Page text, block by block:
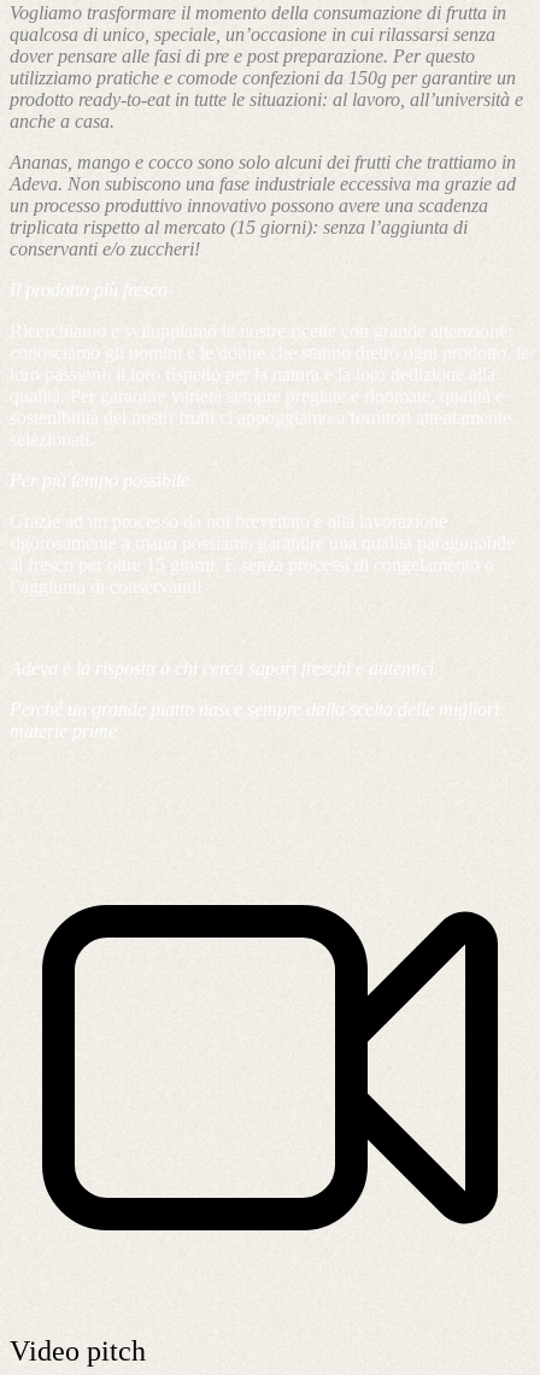
Vogliamo trasformare il momento della consumazione di frutta in
qualcosa di unico, speciale, un’occasione in cui rilassarsi senza
dover pensare alle fasi di pre e post preparazione. Per questo
utilizziamo pratiche e comode confezioni da 150g per garantire un
prodotto ready-to-eat in tutte le situazioni: al lavoro, all’università e
anche a casa.
Ananas, mango e cocco sono solo alcuni dei frutti che trattiamo in
Adeva. Non subiscono una fase industriale eccessiva ma grazie ad
un processo produttivo innovativo possono avere una scadenza
triplicata rispetto al mercato (15 giorni): senza l’aggiunta di
conservanti e/o zuccheri!
Il prodotto più fresco
Ricerchiamo e sviluppiamo le nostre ricette con grande attenzione:
conosciamo gli uomini e le donne che stanno dietro ogni prodotto, le
loro passioni, il loro rispetto per la natura e la loro dedizione alla
qualità. Per garantire varietà sempre pregiate e rinomate, qualità e
sostenibilità dei nostri frutti ci appoggiamo a fornitori attentamente
selezionati.
Per più tempo possibile
Grazie ad un processo da noi brevettato e alla lavorazione
rigorosamente a mano possiamo garantire una qualità paragonabile
al fresco per oltre 15 giorni. E senza processi di congelamento o
l’aggiunta di conservanti!
Adeva è la risposta a chi cerca sapori freschi e autentici.
Perché un grande piatto nasce sempre dalla scelta delle migliori
materie prime
Video pitch